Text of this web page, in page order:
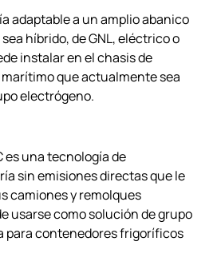
adaptable a un amplio abanico
híbrido, de GNL, eléctrico o
instalar en el chasis de
que actualmente sea
electrógeno.
es una tecnología de
sin emisiones directas que le
camiones y remolques
usarse como solución de grupo
para contenedores frigoríficos